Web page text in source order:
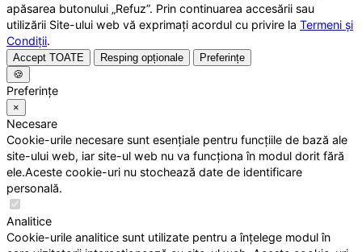
apăsarea butonului „Refuz”. Prin continuarea accesării sau
utilizării Site-ului web vă exprimați acordul cu privire la Termeni și
Condiții.
Accept TOATE Resping opționale
Preferințe
🍪
Preferințe
×
Necesare
Cookie-urile necesare sunt esențiale pentru funcțiile de bază ale
site-ului web, iar site-ul web nu va funcționa în modul dorit fără
ele.Aceste cookie-uri nu stochează date de identificare
personală.
Analitice
Cookie-urile analitice sunt utilizate pentru a înțelege modul în